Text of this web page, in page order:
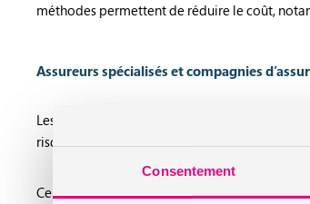
Consentement
méthodes permettent de réduire le coût,
Assureurs spécialisés et compagnies
Les
dans les profils
risque lié aux antécédents et adaptent leurs
Certaines compagnies classiques ont aussi